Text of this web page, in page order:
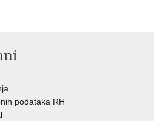
podataka RH